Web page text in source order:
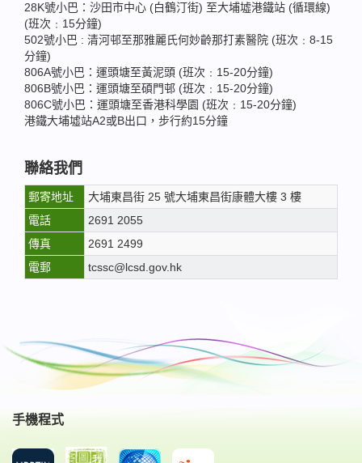
28K號小巴：沙田市中心 (白鶴汀街) 至大埔墟港鐵站 (循環線)
(班次﹕15分鐘)
502號小巴 : 清河邨至那雅麗氏何妙齡那打素醫院 (班次﹕8-15
分鐘)
806A號小巴：運頭塘至黃泥頭 (班次﹕15-20分鐘)
806B號小巴：運頭塘至碩門邨 (班次﹕15-20分鐘)
806C號小巴：運頭塘至香港科學園 (班次﹕15-20分鐘)
港鐵大埔墟站A2或B出口，步行約15分鐘
聯絡我們
郵寄地址
大埔東昌街 25 號大埔東昌街康體大樓 3 樓
電話
2691 2055
傳真
2691 2499
電郵
tcssc@lcsd.gov.hk
手機程式